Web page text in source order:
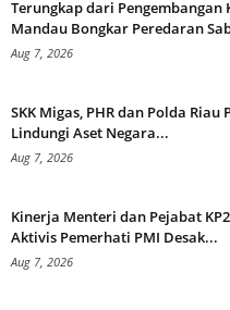
Terungkap dari Pengembangan
Mandau Bongkar Peredaran
Aug 7, 2026
SKK Migas, PHR dan Polda Riau
Lindungi Aset Negara...
Aug 7, 2026
Kinerja Menteri dan Pejabat
Aktivis Pemerhati PMI Desak...
Aug 7, 2026